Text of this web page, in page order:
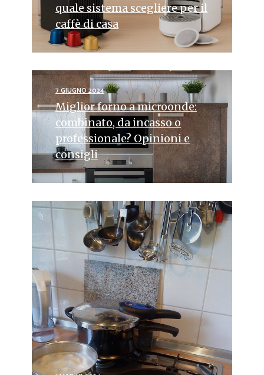
quale sistema scegliere per il
caffè di casa
7 GIUGNO 2024
Miglior forno a microonde:
combinato, da incasso o
professionale? Opinioni e
consigli